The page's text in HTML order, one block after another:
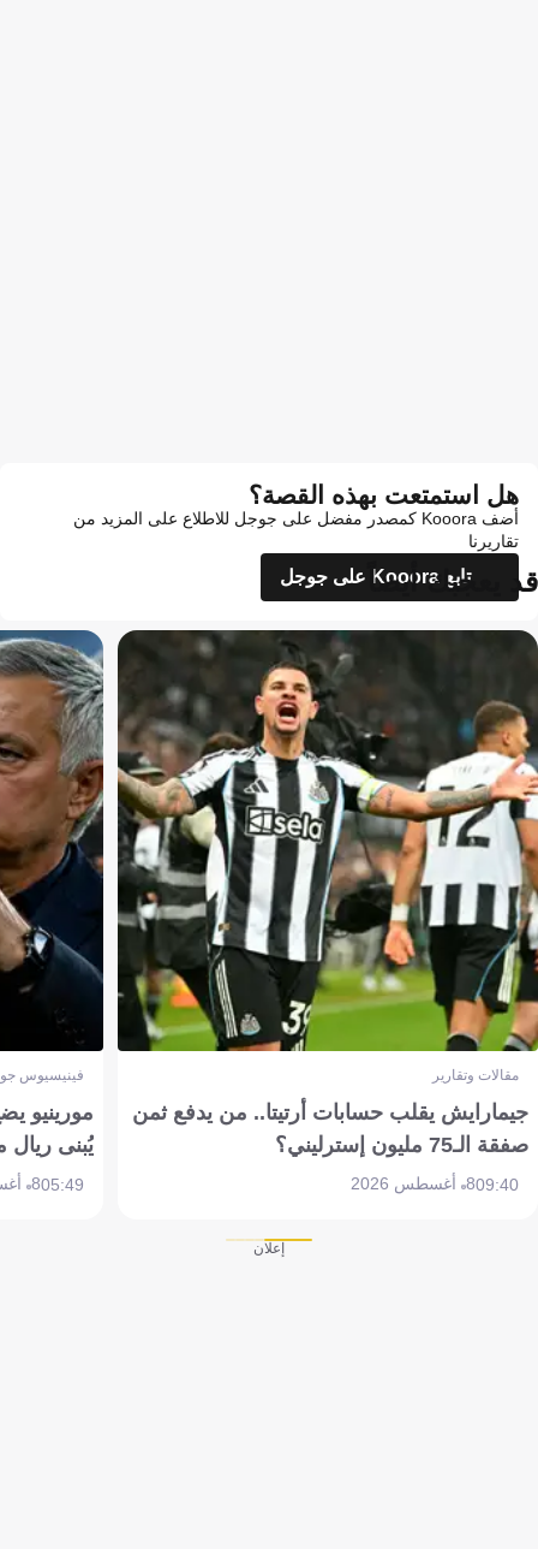
هل استمتعت بهذه القصة؟
أضف Kooora كمصدر مفضل على جوجل للاطلاع على المزيد من
تقاريرنا
تابع Kooora على جوجل
قد يعجبك أيضاً
مقالات وتقارير
جيمارايش يقلب حسابات أرتيتا.. من يدفع ثمن
صفقة الـ75 مليون إسترليني؟
09:408 أغسطس 2026
فينيسيوس
مورينيو
يُبنى ريال
05:498 أغسطس 2026
إعلان